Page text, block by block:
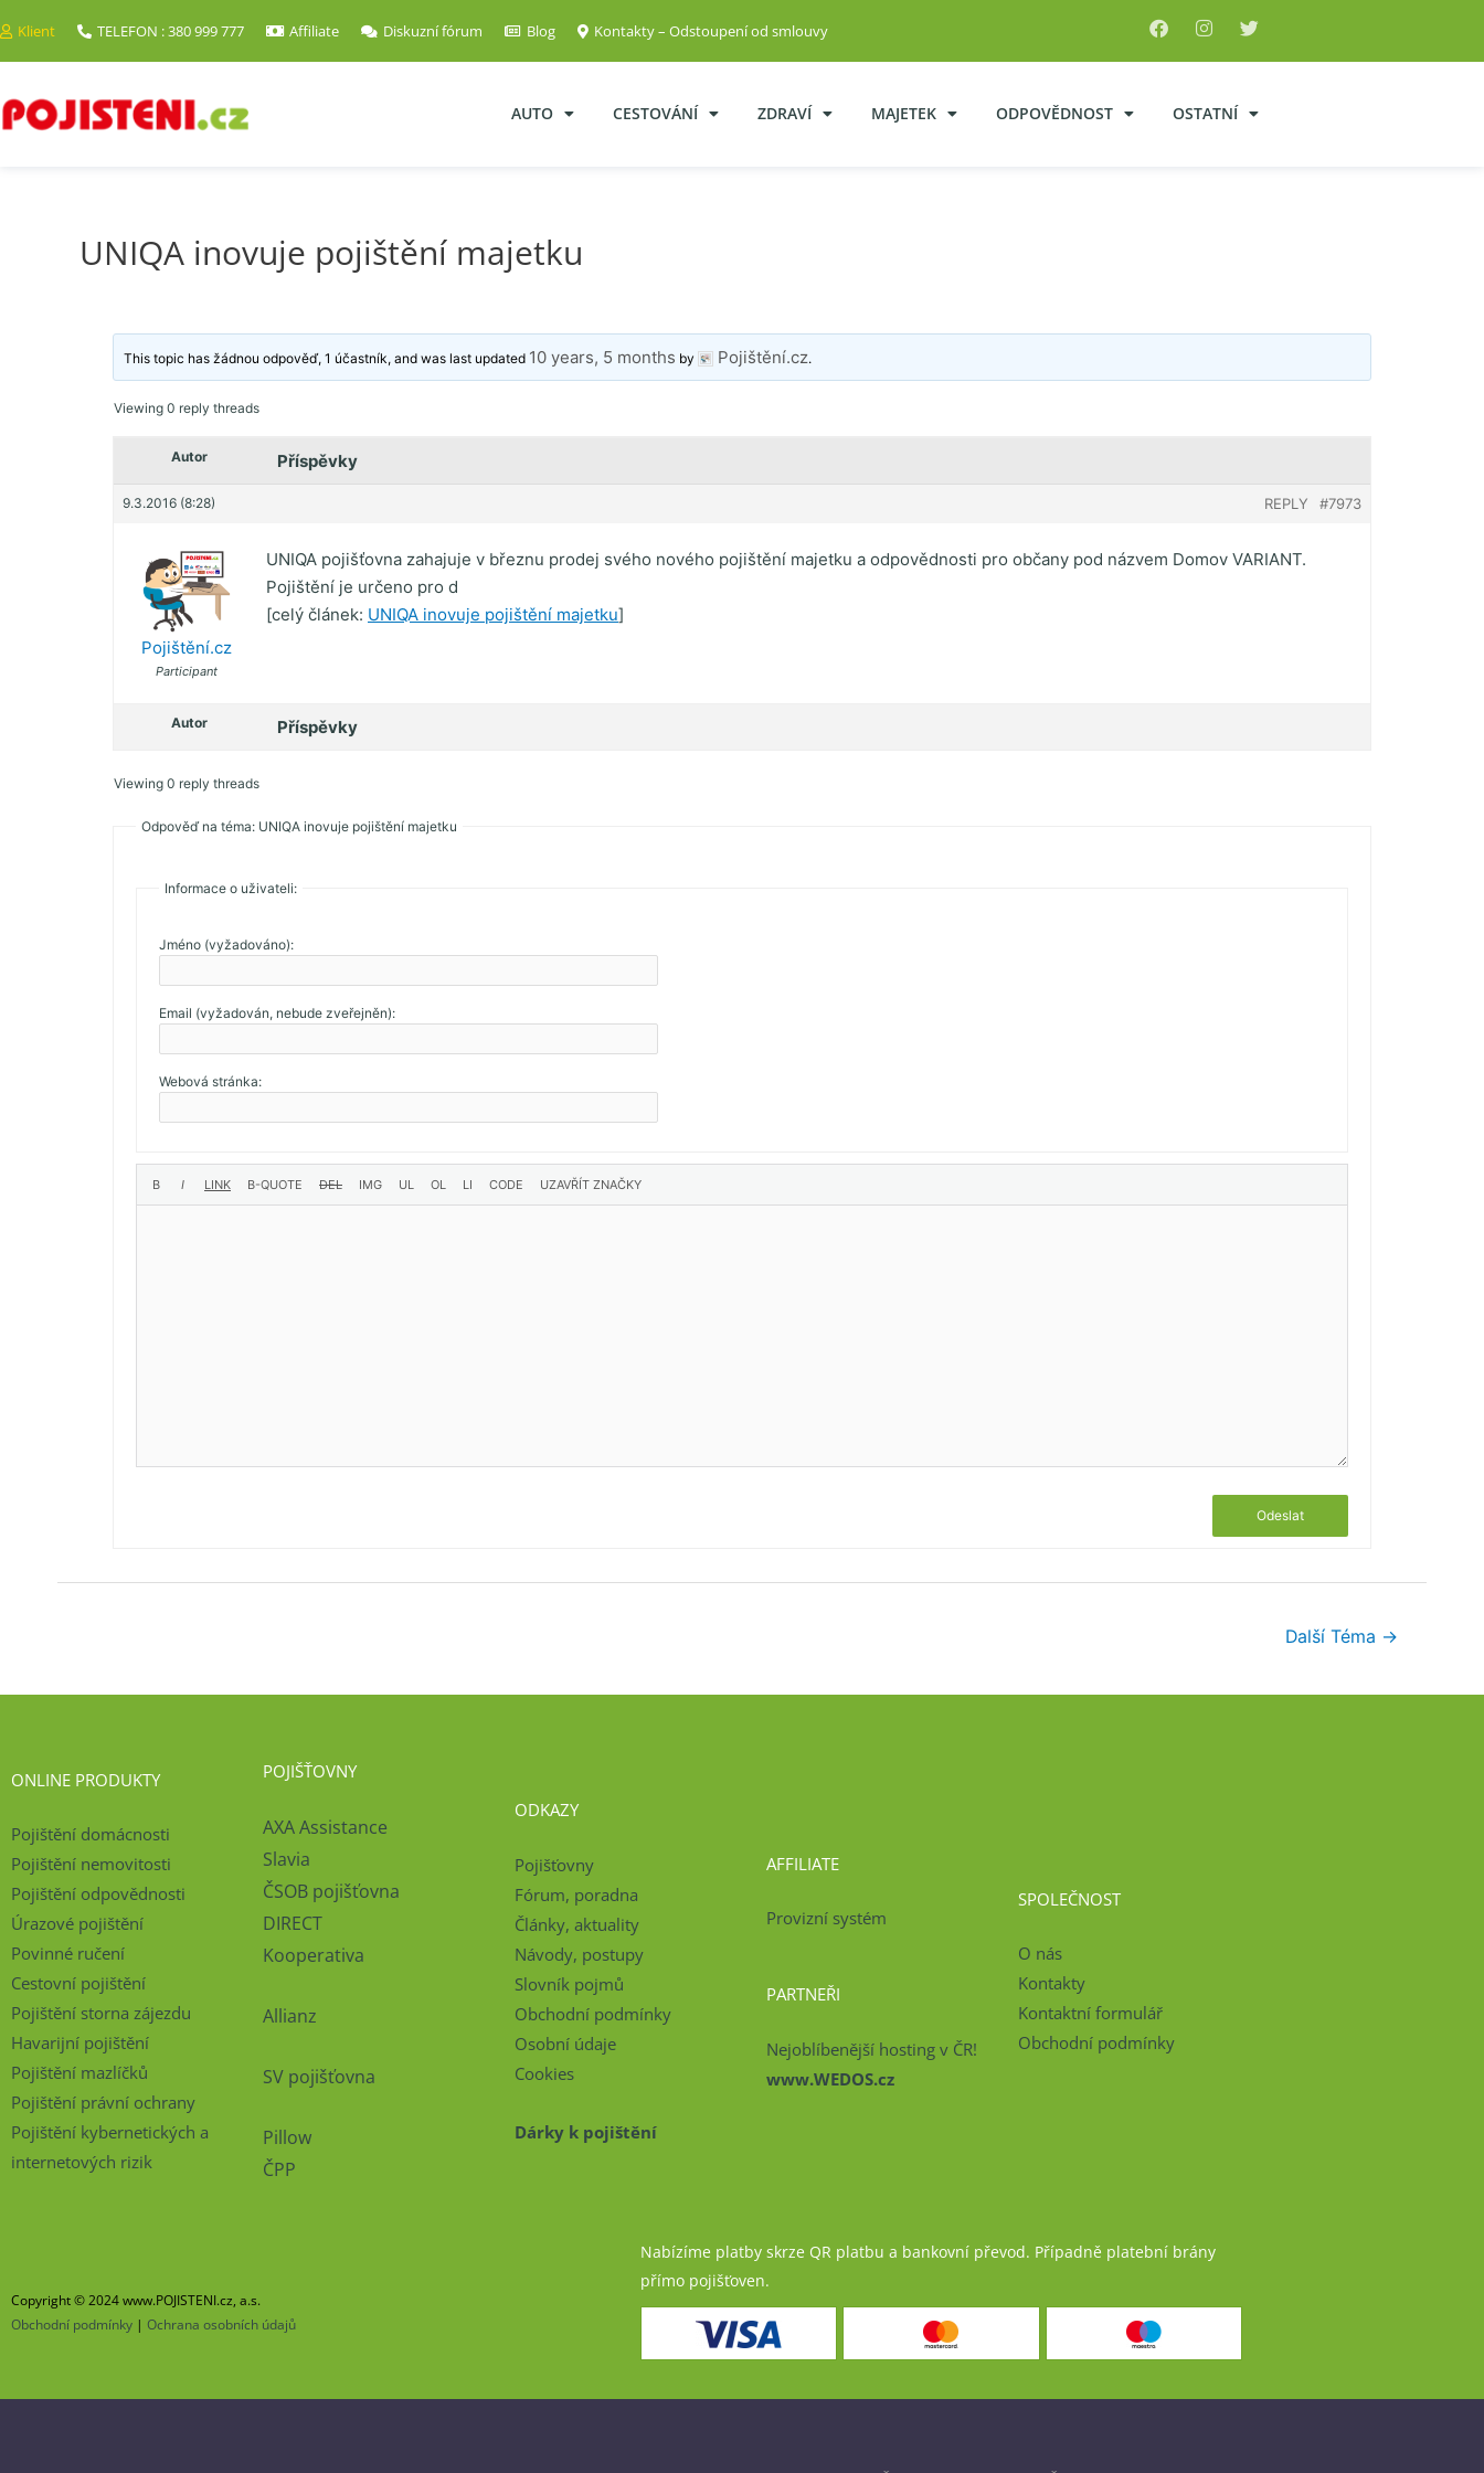
Klient TELEFON : 380 999 777 Affiliate Diskuzní fórum Blog Kontakty – Odstoupení od smlouvy
AUTO CESTOVÁNÍ ZDRAVÍ MAJETEK ODPOVĚDNOST OSTATNÍ
UNIQA inovuje pojištění majetku
This topic has žádnou odpověď, 1 účastník, and was last updated 10 years, 5 months by Pojištění.cz.
Viewing 0 reply threads
Autor Příspěvky
9.3.2016 (8:28) #7973
REPLY
Pojištění.cz
Participant
UNIQA pojišťovna zahajuje v březnu prodej svého nového pojištění majetku a odpovědnosti pro občany pod názvem Domov VARIANT.
Pojištění je určeno pro d
[celý článek: UNIQA inovuje pojištění majetku]
Autor Příspěvky
Viewing 0 reply threads
Odpověď na téma: UNIQA inovuje pojištění majetku
Informace o uživateli:
Jméno (vyžadováno):
Email (vyžadován, nebude zveřejněn):
Webová stránka:
Odeslat
Další Téma →
ONLINE PRODUKTY
Pojištění domácnosti
Pojištění nemovitosti
Pojištění odpovědnosti
Úrazové pojištění
Povinné ručení
Cestovní pojištění
Pojištění storna zájezdu
Havarijní pojištění
Pojištění mazlíčků
Pojištění právní ochrany
Pojištění kybernetických a
internetových rizik
POJIŠŤOVNY
AXA Assistance
Slavia
ČSOB pojišťovna
DIRECT
Kooperativa
Allianz
SV pojišťovna
Pillow
ČPP
ODKAZY
Pojišťovny
Fórum, poradna
Články, aktuality
Návody, postupy
Slovník pojmů
Obchodní podmínky
Osobní údaje
Cookies
Dárky k pojištění
AFFILIATE
Provizní systém
PARTNEŘI
Nejoblíbenější hosting v ČR!
www.WEDOS.cz
SPOLEČNOST
O nás
Kontakty
Kontaktní formulář
Obchodní podmínky
Copyright © 2024 www.POJISTENI.cz, a.s.
Obchodní podmínky | Ochrana osobních údajů
Nabízíme platby skrze QR platbu a bankovní převod. Případně platební brány
přímo pojišťoven.